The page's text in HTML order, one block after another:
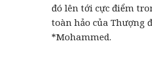
đó lên tới cực điểm
toàn hảo của Thượng
*Mohammed.